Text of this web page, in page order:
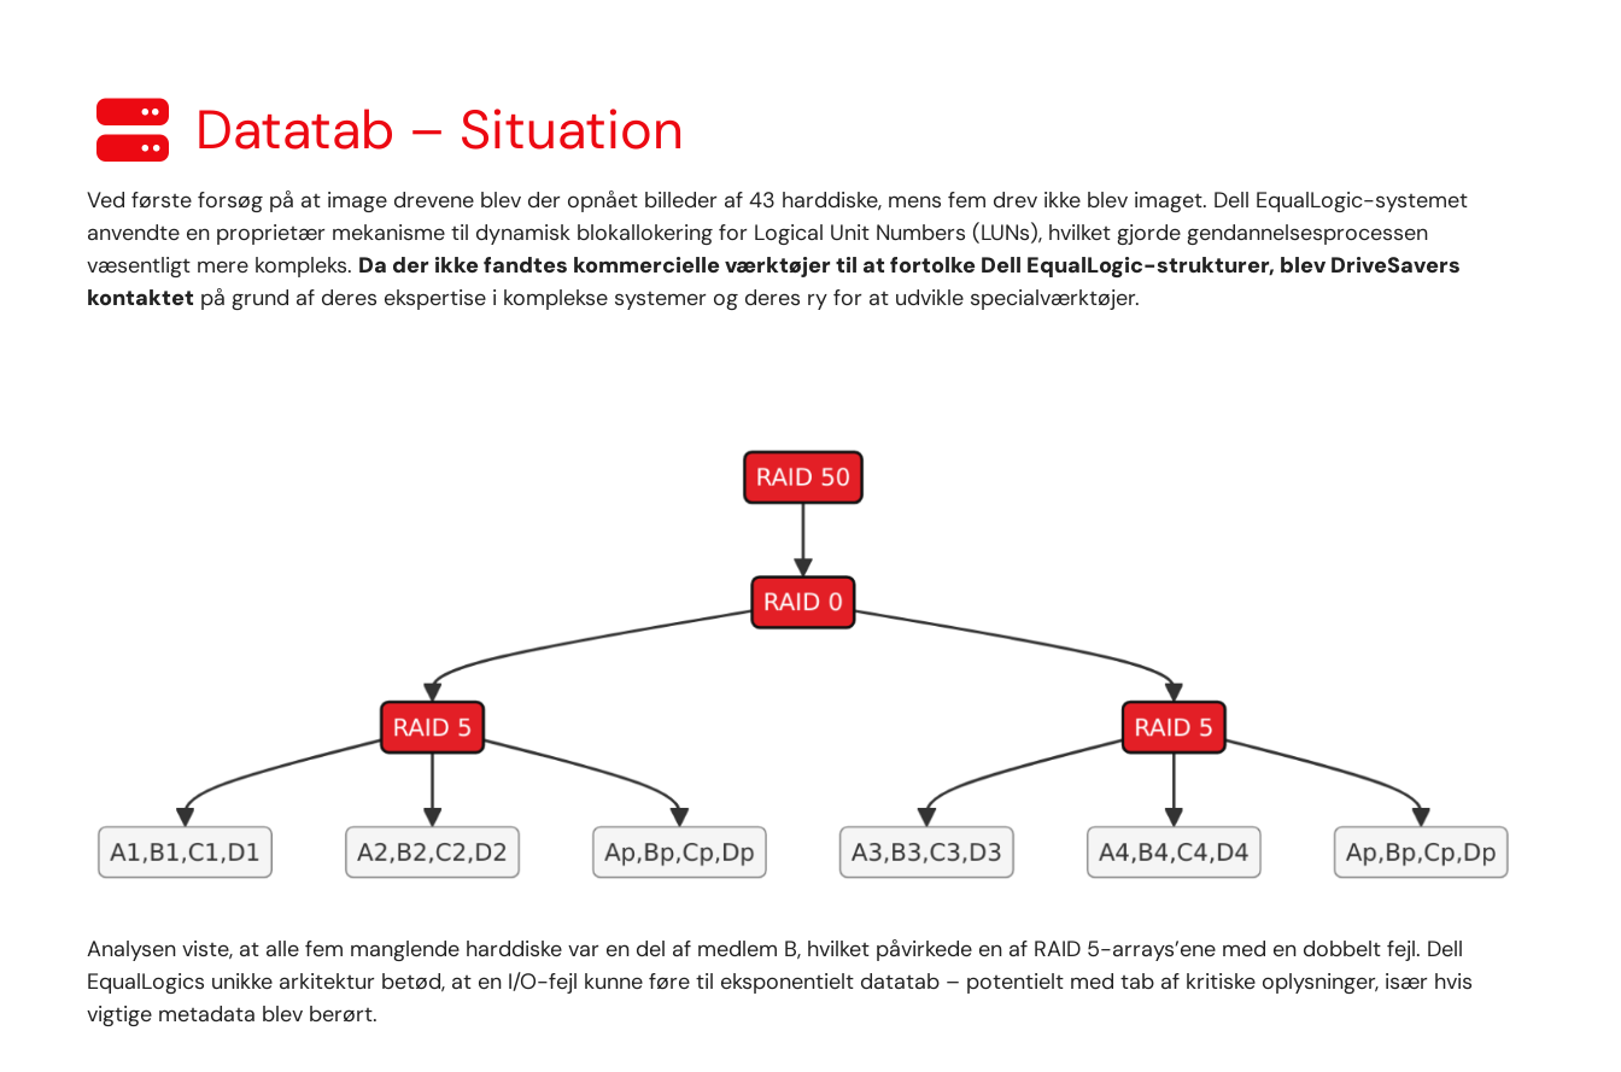
Datatab – Situation
Ved første forsøg på at image drevene blev der opnået billeder af 43 harddiske, mens fem drev ikke blev imaget. Dell EqualLogic-systemet
anvendte en proprietær mekanisme til dynamisk blokallokering for Logical Unit Numbers (LUNs), hvilket gjorde gendannelsesprocessen
væsentligt mere kompleks. Da der ikke fandtes kommercielle værktøjer til at fortolke Dell EqualLogic-strukturer, blev DriveSavers
kontaktet på grund af deres ekspertise i komplekse systemer og deres ry for at udvikle specialværktøjer.
Analysen viste, at alle fem manglende harddiske var en del af medlem B, hvilket påvirkede en af RAID 5-arrays’ene med en dobbelt fejl. Dell
EqualLogics unikke arkitektur betød, at en I/O-fejl kunne føre til eksponentielt datatab – potentielt med tab af kritiske oplysninger, især hvis
vigtige metadata blev berørt.